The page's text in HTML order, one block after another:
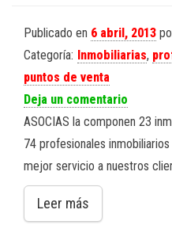
Publicado en 6 abril, 2013
Categoría: Inmobiliarias,
puntos de venta
Deja un comentario
ASOCIAS la componen 23
74 profesionales
mejor servicio a nuestros
Leer más